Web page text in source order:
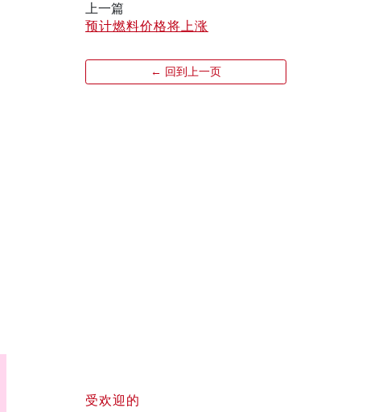
上一篇
预计燃料价格将上涨
← 回到上一页
受欢迎的